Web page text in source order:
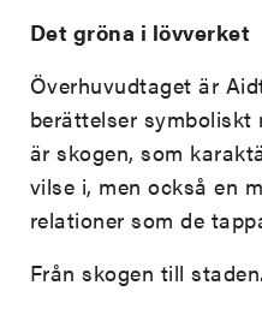
Det gröna i lövverket
Överhuvudtaget är
berättelser symboliskt
är skogen, som
vilse i, men också en
relationer som de
Från skogen till